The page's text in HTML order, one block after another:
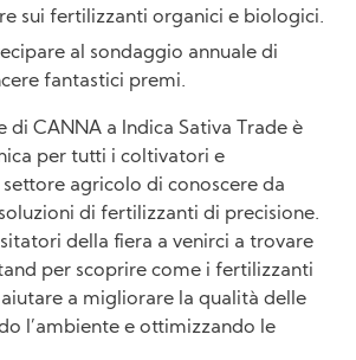
sui fertilizzanti organici e biologici.
al sondaggio annuale di
fantastici premi.
di CANNA a Indica Sativa Trade è
per tutti i coltivatori e
agricolo di conoscere da
di fertilizzanti di precisione.
della fiera a venirci a trovare
per scoprire come i fertilizzanti
a migliorare la qualità delle
l’ambiente e ottimizzando le